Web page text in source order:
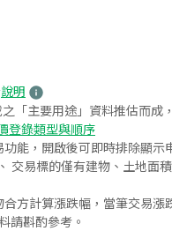
說明
「主要用途」資料推估而成
登錄類型與順序
能，開啟後可即時排除顯示
交易標的僅有建物、土地面
方計算漲跌幅，當筆交易漲
請斟酌參考。